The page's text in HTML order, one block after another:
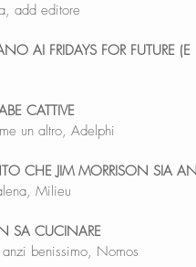
add editore
AI FRIDAYS FOR FUTURE
CATTIVE
un altro, Adelphi
CHE JIM MORRISON SIA
Milieu
SA CUCINARE
benissimo, Nomos